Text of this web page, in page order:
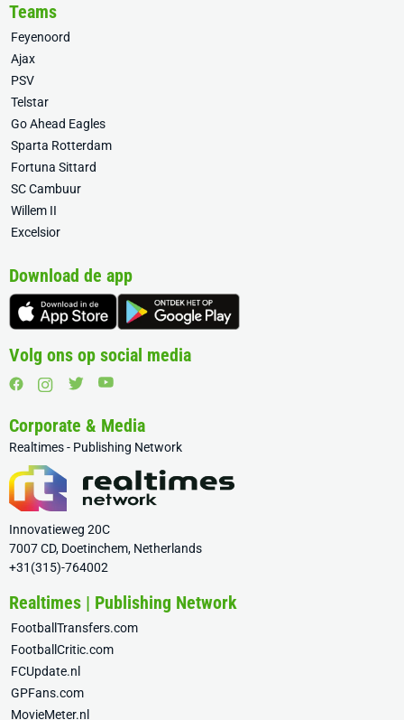
Teams
Feyenoord
Ajax
PSV
Telstar
Go Ahead Eagles
Sparta Rotterdam
Fortuna Sittard
SC Cambuur
Willem II
Excelsior
Download de app
Volg ons op social media
Corporate & Media
Realtimes - Publishing Network
Innovatieweg 20C
7007 CD, Doetinchem, Netherlands
+31(315)-764002
Realtimes | Publishing Network
FootballTransfers.com
FootballCritic.com
FCUpdate.nl
GPFans.com
MovieMeter.nl